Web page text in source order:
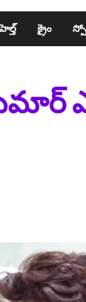
హెల్త్​ క్రైం